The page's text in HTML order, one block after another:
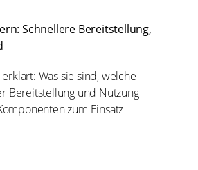
Schnellere Bereitstellung,
Was sie sind, welche
Bereitstellung und Nutzung
zum Einsatz